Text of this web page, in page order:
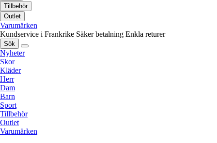
Tillbehör
Outlet
Varumärken
Kundservice i Frankrike Säker betalning Enkla returer
Sök
Nyheter
Skor
Kläder
Herr
Dam
Barn
Sport
Tillbehör
Outlet
Varumärken